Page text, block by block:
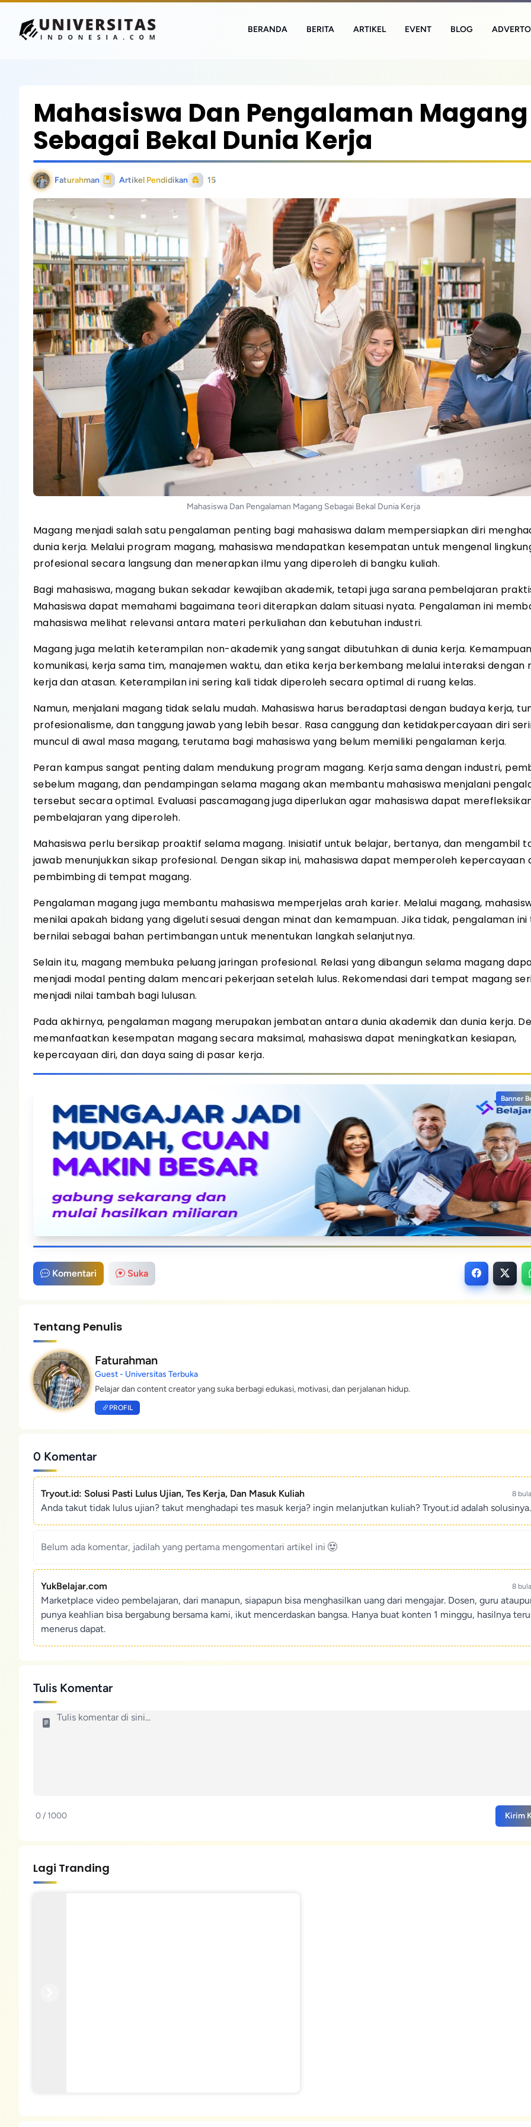
BERANDA BERITA ARTIKEL EVENT BLOG
Mahasiswa Dan Pengalaman Magang
Sebagai Bekal Dunia Kerja
Faturahman Artikel Pendidikan 15
Mahasiswa Dan Pengalaman Magang Sebagai Bekal Dunia Kerja
Magang menjadi salah satu pengalaman penting bagi mahasiswa dalam mempersiapkan diri
dunia kerja. Melalui program magang, mahasiswa mendapatkan kesempatan untuk mengenal
profesional secara langsung dan menerapkan ilmu yang diperoleh di bangku kuliah.
Bagi mahasiswa, magang bukan sekadar kewajiban akademik, tetapi juga sarana pembelajaran
Mahasiswa dapat memahami bagaimana teori diterapkan dalam situasi nyata. Pengalaman ini
mahasiswa melihat relevansi antara materi perkuliahan dan kebutuhan industri.
Magang juga melatih keterampilan non-akademik yang sangat dibutuhkan di dunia kerja. Kemampuan
komunikasi, kerja sama tim, manajemen waktu, dan etika kerja berkembang melalui interaksi dengan
kerja dan atasan. Keterampilan ini sering kali tidak diperoleh secara optimal di ruang kelas.
Namun, menjalani magang tidak selalu mudah. Mahasiswa harus beradaptasi dengan budaya kerja,
profesionalisme, dan tanggung jawab yang lebih besar. Rasa canggung dan ketidakpercayaan diri
muncul di awal masa magang, terutama bagi mahasiswa yang belum memiliki pengalaman kerja.
Peran kampus sangat penting dalam mendukung program magang. Kerja sama dengan industri,
sebelum magang, dan pendampingan selama magang akan membantu mahasiswa menjalani
tersebut secara optimal. Evaluasi pascamagang juga diperlukan agar mahasiswa dapat
pembelajaran yang diperoleh.
Mahasiswa perlu bersikap proaktif selama magang. Inisiatif untuk belajar, bertanya, dan mengambil
jawab menunjukkan sikap profesional. Dengan sikap ini, mahasiswa dapat memperoleh kepercayaan
pembimbing di tempat magang.
Pengalaman magang juga membantu mahasiswa memperjelas arah karier. Melalui magang,
menilai apakah bidang yang digeluti sesuai dengan minat dan kemampuan. Jika tidak, pengalaman
bernilai sebagai bahan pertimbangan untuk menentukan langkah selanjutnya.
Selain itu, magang membuka peluang jaringan profesional. Relasi yang dibangun selama magang
menjadi modal penting dalam mencari pekerjaan setelah lulus. Rekomendasi dari tempat magang
menjadi nilai tambah bagi lulusan.
Pada akhirnya, pengalaman magang merupakan jembatan antara dunia akademik dan dunia kerja.
memanfaatkan kesempatan magang secara maksimal, mahasiswa dapat meningkatkan kesiapan,
kepercayaan diri, dan daya saing di pasar kerja.
Banner
Komentari Suka
Tentang Penulis
Faturahman
Guest - Universitas Terbuka
Pelajar dan content creator yang suka berbagi edukasi, motivasi, dan perjalanan hidup.
PROFIL
0 Komentar
Tryout.id: Solusi Pasti Lulus Ujian, Tes Kerja, Dan Masuk Kuliah 8
Anda takut tidak lulus ujian? takut menghadapi tes masuk kerja? ingin melanjutkan kuliah? Tryout.id adalah solusinya.
Belum ada komentar, jadilah yang pertama mengomentari artikel ini
YukBelajar.com 8
Marketplace video pembelajaran, dari manapun, siapapun bisa menghasilkan uang dari mengajar. Dosen, guru
punya keahlian bisa bergabung bersama kami, ikut mencerdaskan bangsa. Hanya buat konten 1 minggu, hasilnya
menerus dapat.
Tulis Komentar
0 / 1000 Kirim
Lagi Tranding